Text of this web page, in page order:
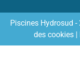
Piscines Hydrosud
des cookies |